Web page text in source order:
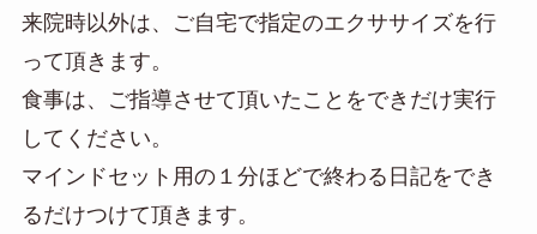
来院時以外は、ご自宅で指定のエクササイズを行
って頂きます。
食事は、ご指導させて頂いたことをできだけ実行
してください。
マインドセット用の１分ほどで終わる日記をでき
るだけつけて頂きます。